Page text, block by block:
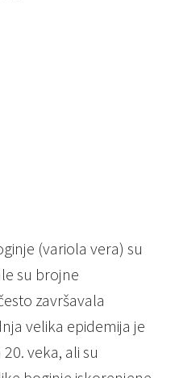
(variola vera) su
su brojne
završavala
velika epidemija je
veka, ali su